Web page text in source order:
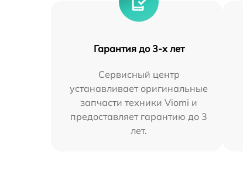
Гарантия до 3-х лет
Сервисный центр
устанавливает оригинальные
запчасти техники Viomi и
предоставляет гарантию до 3
лет.